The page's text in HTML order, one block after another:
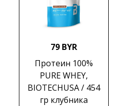
79 BYR
Протеин 100%
PURE WHEY,
BIOTECHUSA / 454
гр клубника